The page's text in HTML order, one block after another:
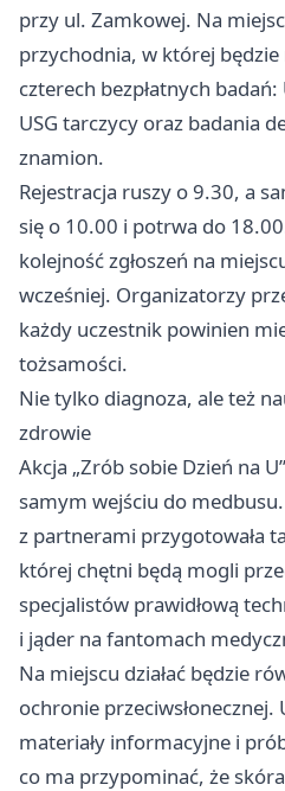
przy ul. Zamkowej. Na
przychodnia, w której
czterech bezpłatnych badań:
USG tarczycy oraz badania
znamion.
Rejestracja ruszy o 9.30, a
się o 10.00 i potrwa do
kolejność zgłoszeń na
wcześniej. Organizatorzy
każdy uczestnik powinien
tożsamości.
Nie tylko diagnoza, ale też
zdrowie
Akcja „Zrób sobie Dzień na
samym wejściu do medbusu.
z partnerami przygotowała
której chętni będą mogli
specjalistów prawidłową
i jąder na fantomach
Na miejscu działać będzie
ochronie przeciwsłonecznej.
materiały informacyjne i
co ma przypominać, że